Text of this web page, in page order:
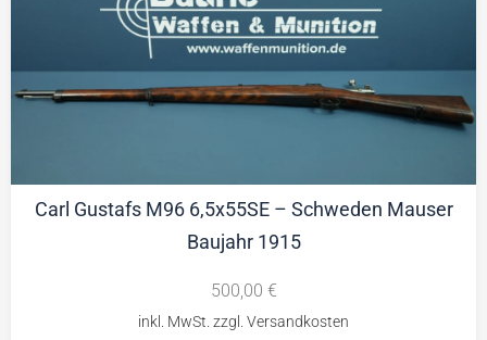
Carl Gustafs M96 6,5x55SE – Schweden Mauser
Baujahr 1915
500,00 €